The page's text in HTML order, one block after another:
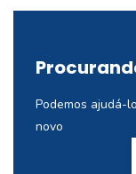
Podemos ajudá-
novo